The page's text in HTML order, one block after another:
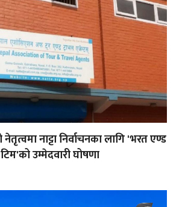
नाट्टा निर्वाचनका लागि 'भरत एण्ड
टिम'को उम्मेदवारी घोषणा